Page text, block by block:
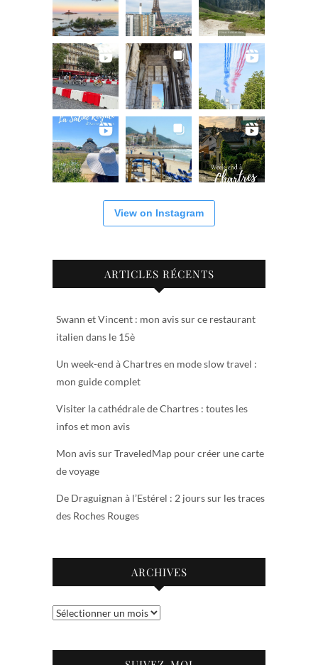
View on Instagram
ARTICLES RÉCENTS
Swann et Vincent : mon avis sur ce restaurant
italien dans le 15è
Un week-end à Chartres en mode slow travel :
mon guide complet
Visiter la cathédrale de Chartres : toutes les
infos et mon avis
Mon avis sur TraveledMap pour créer une carte
de voyage
De Draguignan à l’Estérel : 2 jours sur les traces
des Roches Rouges
ARCHIVES
Archives